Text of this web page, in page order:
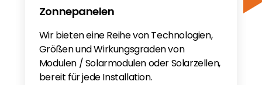
Zonnepanelen
Wir bieten eine Reihe von Technologien,
Größen und Wirkungsgraden von
Modulen / Solarmodulen oder Solarzellen,
bereit für jede Installation.